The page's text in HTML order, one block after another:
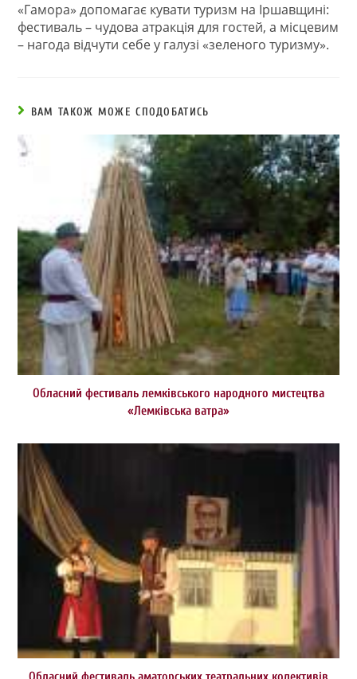
«Гамора» допомагає кувати туризм на Іршавщині:
фестиваль – чудова атракція для гостей, а місцевим
– нагода відчути себе у галузі «зеленого туризму».
ВАМ ТАКОЖ МОЖЕ СПОДОБАТИСЬ
Обласний фестиваль лемківського народного мистецтва
«Лемківська ватра»